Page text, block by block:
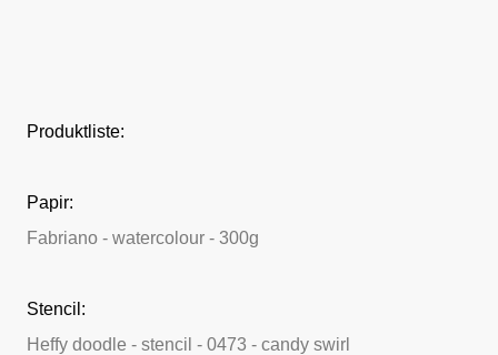
Produktliste:
Papir:
Fabriano - watercolour - 300g
Stencil:
Heffy doodle - stencil - 0473 - candy swirl